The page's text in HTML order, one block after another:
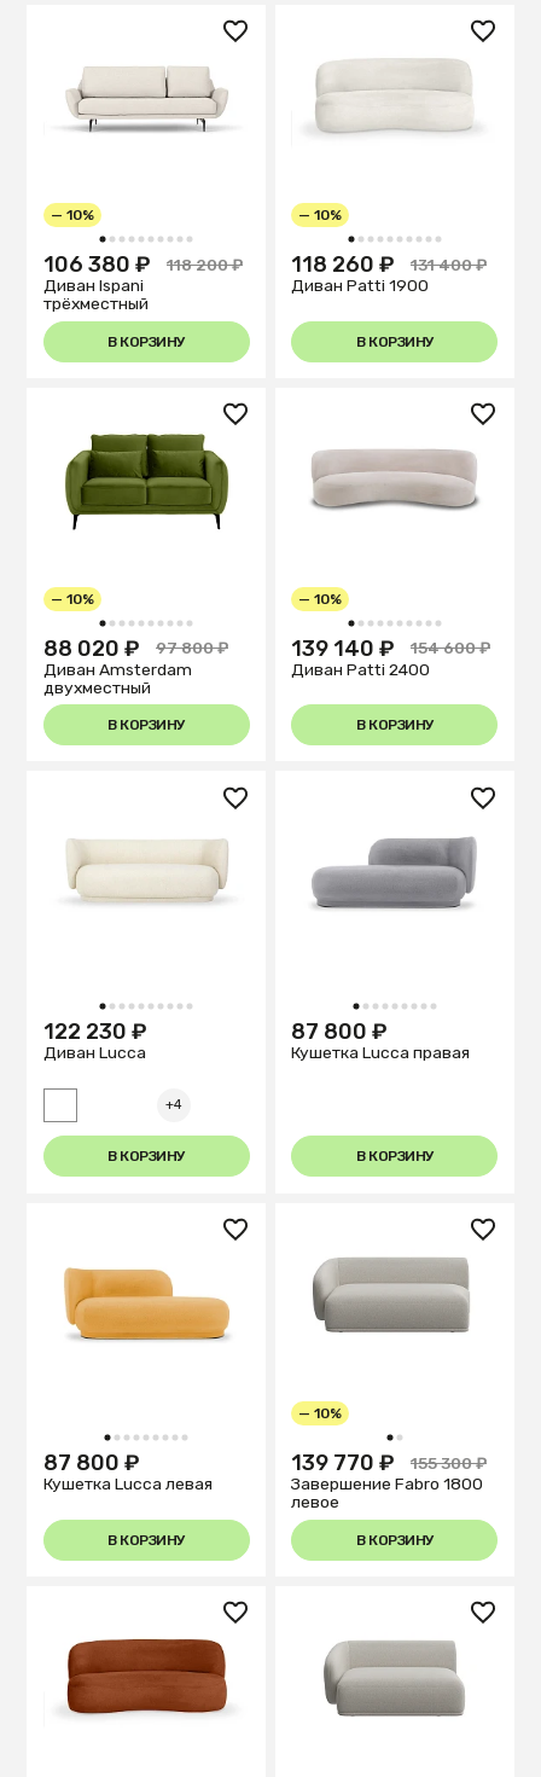
1 2 3 4 5 6 7 8 9 10
— 10%
106 380 ₽
118 200 ₽
Диван Ispani
трёхместный
В КОРЗИНУ
1 2 3 4 5 6 7 8 9 10
— 10%
118 260 ₽
131 400 ₽
Диван Patti 1900
В КОРЗИНУ
1 2 3 4 5 6 7 8 9 10
— 10%
88 020 ₽
97 800 ₽
Диван Amsterdam
двухместный
В КОРЗИНУ
1 2 3 4 5 6 7 8 9 10
— 10%
139 140 ₽
154 600 ₽
Диван Patti 2400
В КОРЗИНУ
1 2 3 4 5 6 7 8 9 10
122 230 ₽
Диван Lucca
+4
В КОРЗИНУ
1 2 3 4 5 6 7 8 9
87 800 ₽
Кушетка Lucca правая
В КОРЗИНУ
1 2 3 4 5 6 7 8 9
87 800 ₽
Кушетка Lucca левая
В КОРЗИНУ
1 2
— 10%
139 770 ₽
155 300 ₽
Завершение Fabro 1800
левое
В КОРЗИНУ